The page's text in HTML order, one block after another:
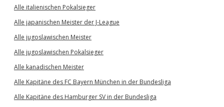
Alle italienischen Pokalsieger
Alle japanischen Meister der J-League
Alle jugoslawischen Meister
Alle jugoslawischen Pokalsieger
Alle kanadischen Meister
Alle Kapitäne des FC Bayern München in der Bundesliga
Alle Kapitäne des Hamburger SV in der Bundesliga